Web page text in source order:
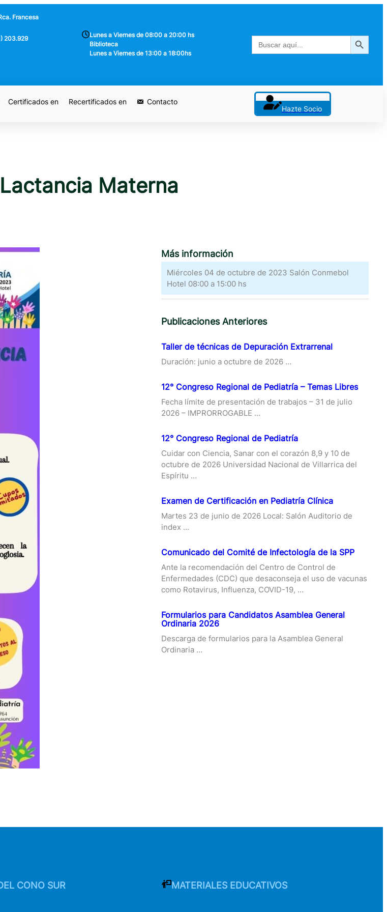
Francesa
203.929
Lunes a Viernes de 08:00 a 20:00 hs
Biblioteca
Lunes a Viernes de 13:00 a 18:00hs
Buscar: Botón de búsqueda
Certificados en Recertificados en
Contacto
Hazte Socio
Materna
Más información
Miércoles 04 de octubre de 2023 Salón Conmebol
Hotel 08:00 a 15:00 hs
Publicaciones Anteriores
Taller de técnicas de Depuración Extrarrenal
Duración: junio a octubre de 2026 …
12° Congreso Regional de Pediatría – Temas Libres
Fecha límite de presentación de trabajos – 31 de julio
2026 – IMPRORROGABLE …
12° Congreso Regional de Pediatría
Cuidar con Ciencia, Sanar con el corazón 8,9 y 10 de
octubre de 2026 Universidad Nacional de Villarrica del
Espíritu …
Examen de Certificación en Pediatría Clínica
Martes 23 de junio de 2026 Local: Salón Auditorio de
index …
Comunicado del Comité de Infectología de la SPP
Ante la recomendación del Centro de Control de
Enfermedades (CDC) que desaconseja el uso de vacunas
como Rotavirus, Influenza, COVID-19, …
Formularios para Candidatos Asamblea General
Ordinaria 2026
Descarga de formularios para la Asamblea General
Ordinaria …
CONO SUR MATERIALES EDUCATIVOS